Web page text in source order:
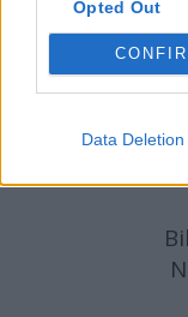
Opted Out
Data Deletion